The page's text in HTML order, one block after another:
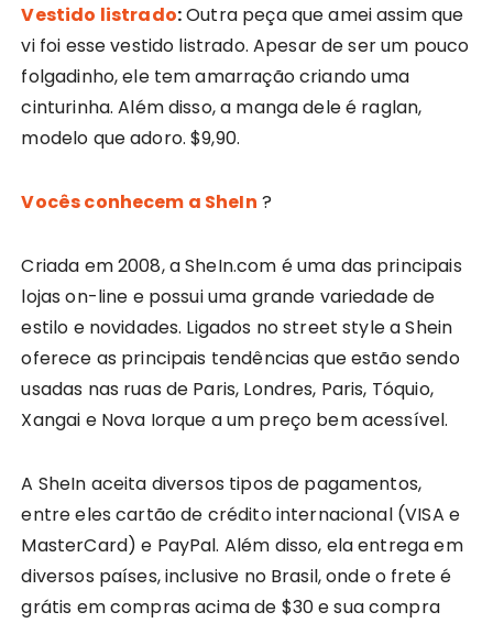
Vestido listrado:Outra peça que amei assim que
vi foi esse vestido listrado. Apesar de ser um pouco
folgadinho, ele tem amarração criando uma
cinturinha. Além disso, a manga dele é raglan,
modelo que adoro. $9,90.
Vocês conhecem a SheIn ?
Criada em 2008, a SheIn.com é uma das principais
lojas on-line e possui uma grande variedade de
estilo e novidades. Ligados no street style a Shein
oferece as principais tendências que estão sendo
usadas nas ruas de Paris, Londres, Paris, Tóquio,
Xangai e Nova Iorque a um preço bem acessível.
A SheIn aceita diversos tipos de pagamentos,
entre eles cartão de crédito internacional (VISA e
MasterCard) e PayPal. Além disso, ela entrega em
diversos países, inclusive no Brasil, onde o frete é
grátis em compras acima de $30 e sua compra